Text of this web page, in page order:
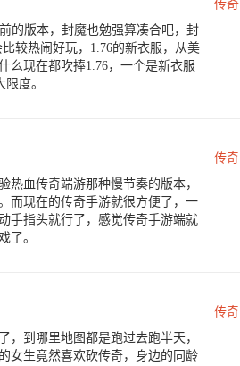
的版本，封魔也勉强算凑合吧，封
较热闹好玩，1.76的新衣服，从美
么现在都吹捧1.76，一个是新衣服
度。
传奇
血传奇端游那种慢节奏的版本，
而现在的传奇手游就很方便了，一
手指头就行了，感觉传奇手游端就
了。
传奇
，到哪里地图都是跑过去跑半天，
女生竟然喜欢砍传奇，身边的同龄